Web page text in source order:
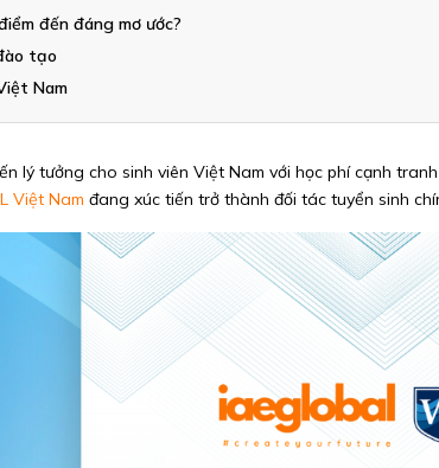
đến đáng mơ ước?
tạo
Nam
lý tưởng cho sinh viên Việt Nam với học phí cạnh
Việt Nam đang xúc tiến trở thành đối tác tuyển sinh